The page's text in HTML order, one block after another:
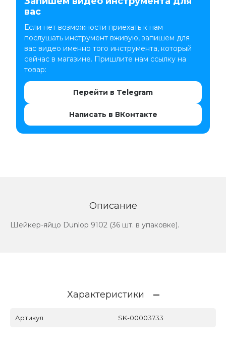
вас
Если нет возможности приехать к нам
послушать инструмент вживую, запишем для
вас видео именно того инструмента, который
сейчас в магазине. Пришлите нам ссылку на
товар:
Перейти в Telegram
Написать в ВКонтакте
Описание
Шейкер-яйцо Dunlop 9102 (36 шт. в упаковке).
Характеристики
Артикул SK-00003733